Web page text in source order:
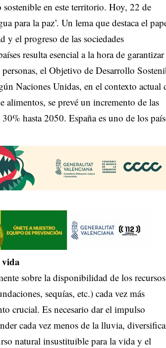
sostenible en este territorio. Hoy, 22 de
para la paz’. Un lema que destaca el
y el progreso de las sociedades
resulta esencial a la hora de
el Objetivo de Desarrollo
Naciones Unidas, en el contexto actual
se prevé un incremento de las
hasta 2050. España es uno de los
sobre la disponibilidad de los recursos
sequías, etc.) cada vez más
crucial. Es necesario dar el impulso
cada vez menos de la lluvia,
natural insustituible para la vida y el